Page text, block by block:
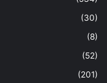
(30)
(8)
(52)
(201)